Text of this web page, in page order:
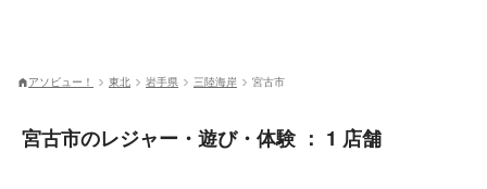
アソビュー！ 東北 岩手県 三陸海岸 宮古市
宮古市のレジャー・遊び・体験 ： 1 店舗